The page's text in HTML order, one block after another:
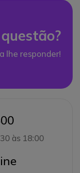
lhe responder!
às 18:00